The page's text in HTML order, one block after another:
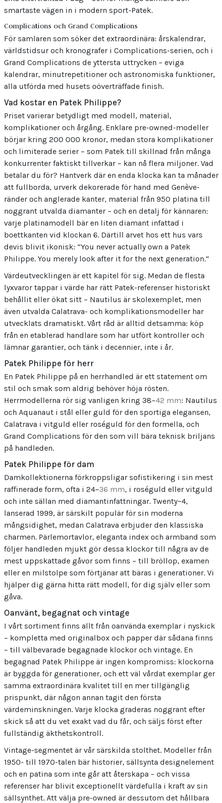
smartaste vägen in i modern sport-Patek.
Complications och Grand Complications
För samlaren som söker det extraordinära: årskalendrar,
världstidsur och kronografer i Complications-serien, och i
Grand Complications de yttersta uttrycken – eviga
kalendrar, minutrepetitioner och astronomiska funktioner,
alla utförda med husets oöverträffade finish.
Vad kostar en Patek Philippe?
Priset varierar betydligt med modell, material,
komplikationer och årgång. Enklare pre-owned-modeller
börjar kring 200 000 kronor, medan stora komplikationer
och limiterade serier – som Patek till skillnad från många
konkurrenter faktiskt tillverkar – kan nå flera miljoner. Vad
betalar du för? Hantverk där en enda klocka kan ta månader
att fullborda, urverk dekorerade för hand med Genève-
ränder och anglerade kanter, material från 950 platina till
noggrant utvalda diamanter – och en detalj för kännaren:
varje platinamodell bär en liten diamant infattad i
boettkanten vid klockan 6. Därtill arvet hos ett hus vars
devis blivit ikonisk: ”You never actually own a Patek
Philippe. You merely look after it for the next generation.”
Värdeutvecklingen är ett kapitel för sig. Medan de flesta
lyxvaror tappar i värde har rätt Patek-referenser historiskt
behållit eller ökat sitt – Nautilus är skolexemplet, men
även utvalda Calatrava- och komplikationsmodeller har
utvecklats dramatiskt. Vårt råd är alltid detsamma: köp
från en etablerad handlare som har utfört kontroller och
lämnar garantier, och tänk i decennier, inte i år.
Patek Philippe för herr
En Patek Philippe på en herrhandled är ett statement om
stil och smak som aldrig behöver höja rösten.
Herrmodellerna rör sig vanligen kring 38–42 mm: Nautilus
och Aquanaut i stål eller guld för den sportiga elegansen,
Calatrava i vitguld eller roséguld för den formella, och
Grand Complications för den som vill bära teknisk briljans
på handleden.
Patek Philippe för dam
Damkollektionerna förkroppsligar sofistikering i sin mest
raffinerade form, ofta i 24–36 mm, i roséguld eller vitguld
och inte sällan med diamantinfattningar. Twenty~4,
lanserad 1999, är särskilt populär för sin moderna
mångsidighet, medan Calatrava erbjuder den klassiska
charmen. Pärlemortavlor, eleganta index och armband som
följer handleden mjukt gör dessa klockor till några av de
mest uppskattade gåvor som finns – till bröllop, examen
eller en milstolpe som förtjänar att bäras i generationer. Vi
hjälper dig gärna hitta rätt modell, för dig själv eller som
gåva.
Oanvänt, begagnat och vintage
I vårt sortiment finns allt från oanvända exemplar i nyskick
– kompletta med originalbox och papper där sådana finns
– till välbevarade begagnade klockor och vintage. En
begagnad Patek Philippe är ingen kompromiss: klockorna
är byggda för generationer, och ett väl vårdat exemplar ger
samma extraordinära kvalitet till en mer tillgänglig
prispunkt, där någon annan tagit den första
värdeminskningen. Varje klocka graderas noggrant efter
skick så att du vet exakt vad du får, och säljs först efter
fullständig äkthetskontroll.
Vintage-segmentet är vår särskilda stolthet. Modeller från
1950- till 1970-talen bär historier, sällsynta designelement
och en patina som inte går att återskapa – och vissa
referenser har blivit exceptionellt värdefulla i kraft av sin
sällsynthet. Att välja pre-owned är dessutom det hållbara